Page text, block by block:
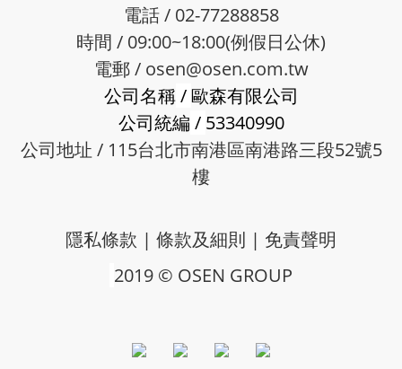
電話 / 02-77288858
時間 / 09:00~18:00(例假日公休)
電郵 / osen@osen.com.tw
公司名稱/歐森有限公司
公司統編 / 53340990
公司地址 / 115台北市南港區南港路三段52號5
樓
隱私條款 | 條款及細則 | 免責聲明
2019 © OSEN GROUP